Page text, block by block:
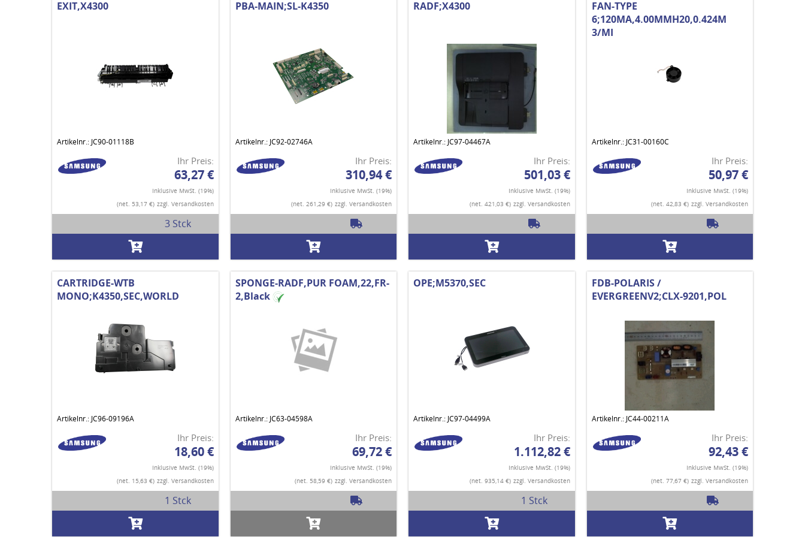
EXIT,X4300
Artikelnr.: JC90-01118B
Ihr Preis:
63,27 €
Inklusive MwSt. (19%)
(net. 53,17 €) zzgl. Versandkosten
3 Stck
PBA-MAIN;SL-K4350
Artikelnr.: JC92-02746A
Ihr Preis:
310,94 €
Inklusive MwSt. (19%)
(net. 261,29 €) zzgl. Versandkosten
RADF;X4300
Artikelnr.: JC97-04467A
Ihr Preis:
501,03 €
Inklusive MwSt. (19%)
(net. 421,03 €) zzgl. Versandkosten
FAN-TYPE
6;120MA,4.00MMH20,0.424M
3/MI
Artikelnr.: JC31-00160C
Ihr Preis:
50,97 €
Inklusive MwSt. (19%)
(net. 42,83 €) zzgl. Versandkosten
CARTRIDGE-WTB
MONO;K4350,SEC,WORLD
Artikelnr.: JC96-09196A
Ihr Preis:
18,60 €
Inklusive MwSt. (19%)
(net. 15,63 €) zzgl. Versandkosten
1 Stck
SPONGE-RADF,PUR FOAM,22,FR-
2,Black
Artikelnr.: JC63-04598A
Ihr Preis:
69,72 €
Inklusive MwSt. (19%)
(net. 58,59 €) zzgl. Versandkosten
OPE;M5370,SEC
Artikelnr.: JC97-04499A
Ihr Preis:
1.112,82 €
Inklusive MwSt. (19%)
(net. 935,14 €) zzgl. Versandkosten
1 Stck
FDB-POLARIS /
EVERGREENV2;CLX-9201,POL
Artikelnr.: JC44-00211A
Ihr Preis:
92,43 €
Inklusive MwSt. (19%)
(net. 77,67 €) zzgl. Versandkosten